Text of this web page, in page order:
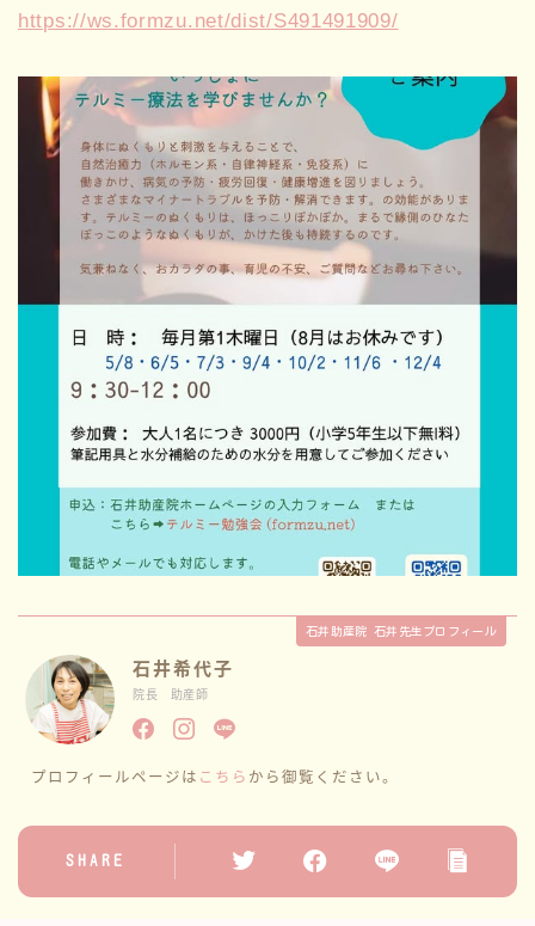
https://ws.formzu.net/dist/S491491909/
石井助産院 石井先生プロフィール
石井希代子
院長 助産師
プロフィールページは こちら から御覧ください。
SHARE